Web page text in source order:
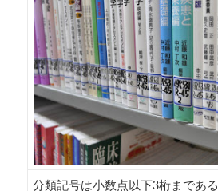
分類記号は小数点以下3桁まである